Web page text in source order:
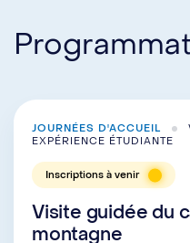
JOURNÉES D'ACCUEIL
EXPÉRIENCE ÉTUDIANTE
Inscriptions à venir
Visite guidée du
montagne